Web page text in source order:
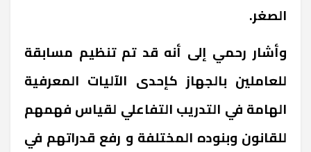
الصغر.
وأشار رحمي إلى أنه قد تم تنظيم مسابقة
للعاملين بالجهاز كإحدى الآليات المعرفية
الهامة في التدريب التفاعلي لقياس فهمهم
للقانون وبنوده المختلفة و رفع قدراتهم في